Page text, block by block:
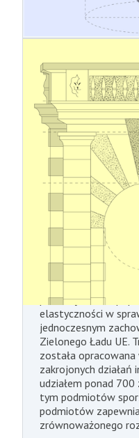
sukcesu w oparciu
Prace nad
toku –
W grudniu 2025 r.
Europejskiej projekt
standardów
zrównoważonego
technicznej.
proponowane
delegowanego w
Zmienione
zakresie
zmniejszenie
przedsiębiorstw
elastyczności w
jednoczesnym
Zielonego Ładu UE.
została
zakrojonych
udziałem ponad
tym podmiotów
podmiotów
zrównoważonego